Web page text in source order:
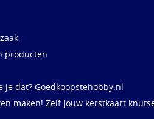
producten
je dat? Goedkoopstehobby.nl
maken! Zelf jouw kerstkaart